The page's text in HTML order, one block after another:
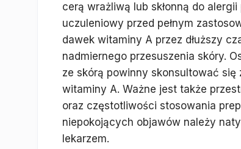
cerą wrażliwą lub skłonną do
uczuleniowy przed pełnym
dawek witaminy A przez dłuższy
nadmiernego przesuszenia skóry.
ze skórą powinny skonsultować
witaminy A. Ważne jest także
oraz częstotliwości stosowania
niepokojących objawów należy
lekarzem.